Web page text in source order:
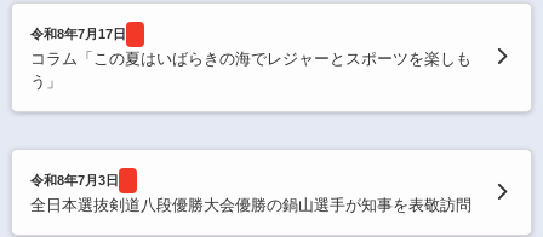
令和8年7月17日
コラム「この夏はいばらきの海でレジャーとスポーツを楽しも
う」
令和8年7月3日
全日本選抜剣道八段優勝大会優勝の鍋山選手が知事を表敬訪問